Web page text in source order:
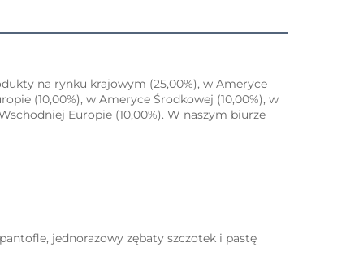
na rynku krajowym (25,00%), w Ameryce
(10,00%), w Ameryce Środkowej (10,00%), w
Europie (10,00%). W naszym biurze
jednorazowy zębaty szczotek i pastę